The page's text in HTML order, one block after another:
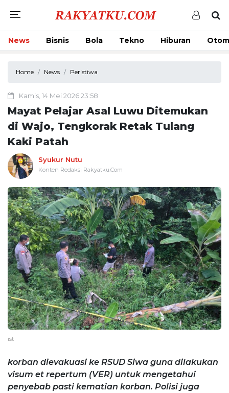
News Bisnis Bola Tekno Hiburan
Home News Peristiwa
Kamis, 14 Mei 2026 23:58
Mayat Pelajar Asal Luwu Ditemukan
di Wajo, Tengkorak Retak Tulang
Kaki Patah
Syukur Nutu
Konten Redaksi Rakyatku.Com
ist
korban dievakuasi ke RSUD Siwa guna dilakukan
visum et repertum (VER) untuk mengetahui
penyebab pasti kematian korban. Polisi juga